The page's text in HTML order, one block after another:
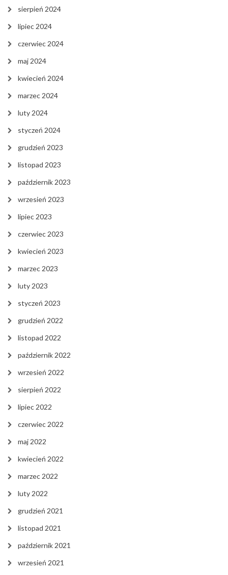
sierpień 2024
lipiec 2024
czerwiec 2024
maj 2024
kwiecień 2024
marzec 2024
luty 2024
styczeń 2024
grudzień 2023
listopad 2023
październik 2023
wrzesień 2023
lipiec 2023
czerwiec 2023
kwiecień 2023
marzec 2023
luty 2023
styczeń 2023
grudzień 2022
listopad 2022
październik 2022
wrzesień 2022
sierpień 2022
lipiec 2022
czerwiec 2022
maj 2022
kwiecień 2022
marzec 2022
luty 2022
grudzień 2021
listopad 2021
październik 2021
wrzesień 2021